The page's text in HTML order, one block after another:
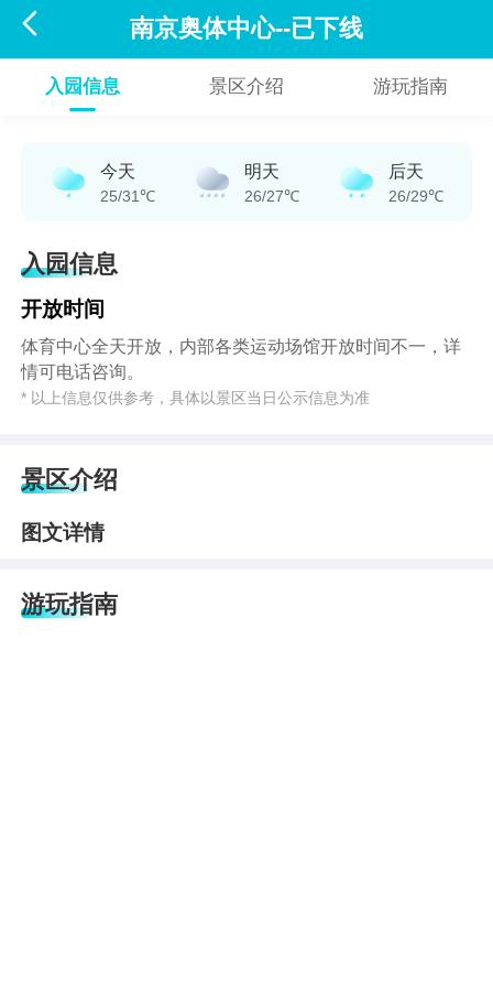
 南京奥体中心--已下线
入园信息 景区介绍 游玩指南
今天
25/31℃
明天
26/27℃
后天
26/29℃
入园信息
开放时间
体育中心全天开放，内部各类运动场馆开放时间不一，详
情可电话咨询。
* 以上信息仅供参考，具体以景区当日公示信息为准
景区介绍
图文详情
游玩指南